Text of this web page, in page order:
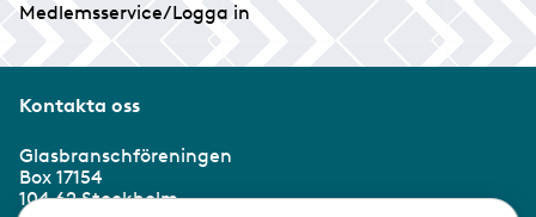
Medlemsservice/Logga in
Kontakta oss
Glasbranschföreningen
Box 17154
104 62 Stockholm